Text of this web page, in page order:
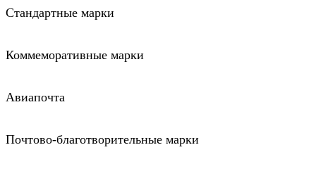
Стандартные марки
Коммеморативные марки
Авиапочта
Почтово-благотворительные марки